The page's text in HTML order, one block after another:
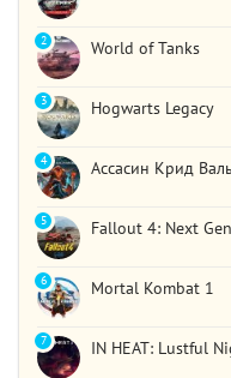
World of Tanks
2
Hogwarts Legacy
3
Ассасин Крид
4
Fallout 4: Next Gen
5
Mortal Kombat 1
6
IN HEAT: Lustful
7